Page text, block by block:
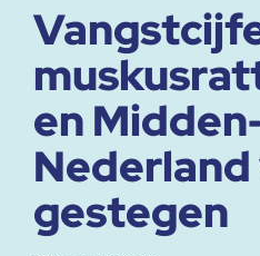
en
gestegen